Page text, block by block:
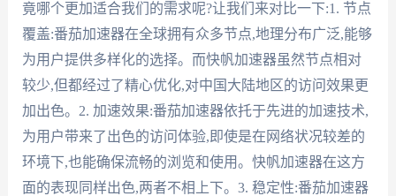
竟哪个更加适合我们的需求呢?让我们来对比一下:1. 节点
覆盖:番茄加速器在全球拥有众多节点,地理分布广泛,能够
为用户提供多样化的选择。而快帆加速器虽然节点相对
较少,但都经过了精心优化,对中国大陆地区的访问效果更
加出色。2. 加速效果:番茄加速器依托于先进的加速技术,
为用户带来了出色的访问体验,即使是在网络状况较差的
环境下,也能确保流畅的浏览和使用。快帆加速器在这方
面的表现同样出色,两者不相上下。3. 稳定性:番茄加速器